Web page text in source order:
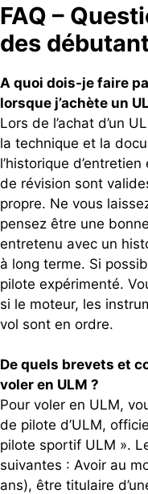
FAQ –
des
A quoi dois-je faire
lorsque j’achète un
Lors de l’achat d’un
la technique et la
l’historique
de révision sont
propre. Ne vous
pensez être une
entretenu avec un
à long terme. Si
pilote expérimenté.
si le moteur, les
vol sont en ordre.
De quels brevets et
voler en ULM ?
Pour voler en ULM,
de pilote d’ULM,
pilote sportif ULM ».
suivantes : Avoir au
ans), être titulaire